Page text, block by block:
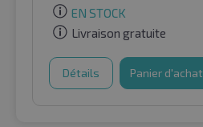
EN STOCK
Livraison gratuite
Détails Panier d'achat